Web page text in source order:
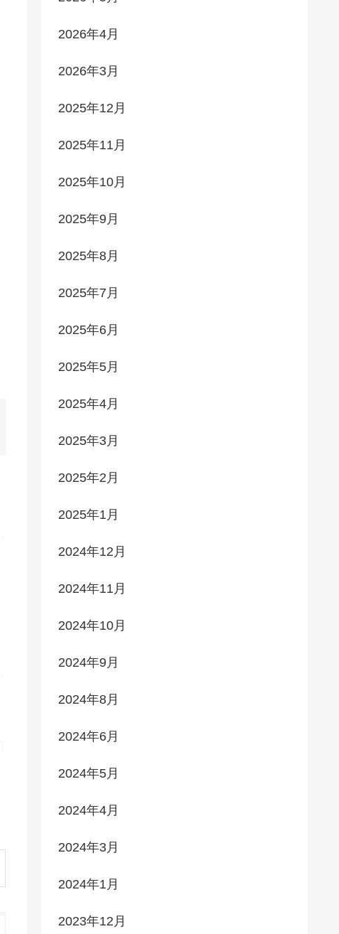
2026年4月
2026年3月
2025年12月
2025年11月
2025年10月
2025年9月
2025年8月
2025年7月
2025年6月
2025年5月
2025年4月
2025年3月
2025年2月
2025年1月
2024年12月
2024年11月
2024年10月
2024年9月
2024年8月
2024年6月
2024年5月
2024年4月
2024年3月
2024年1月
2023年12月